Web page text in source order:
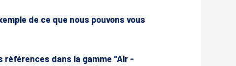
de ce que nous pouvons vous
références dans la gamme "Air -